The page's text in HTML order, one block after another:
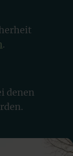
.
denen